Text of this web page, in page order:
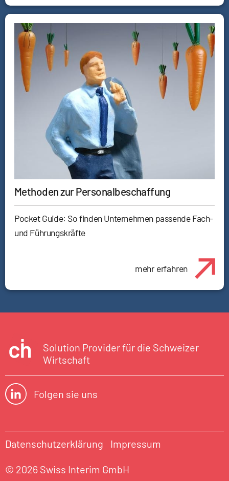
Methoden zur Personalbeschaffung
Pocket Guide: So finden Unternehmen passende Fach-
und Führungskräfte
mehr erfahren
Solution Provider für die Schweizer
Wirtschaft
Folgen sie uns
Datenschutzerklärung Impressum
© 2026 Swiss Interim GmbH